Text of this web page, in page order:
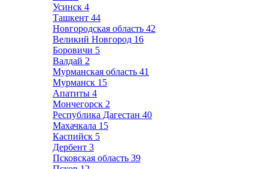
Усинск 4
Ташкент 44
Новгородская область 42
Великий Новгород 16
Боровичи 5
Валдай 2
Мурманская область 41
Мурманск 15
Апатиты 4
Мончегорск 2
Республика Дагестан 40
Махачкала 15
Каспийск 5
Дербент 3
Псковская область 39